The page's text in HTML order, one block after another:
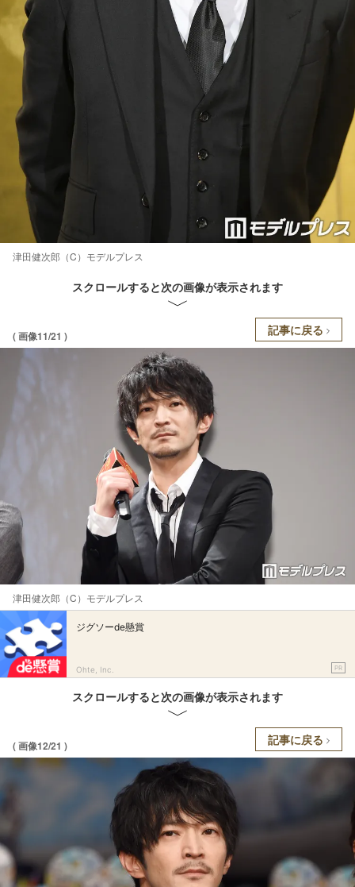
津田健次郎（C）モデルプレス
スクロールすると次の画像が表示されます
( 画像11/21 ) 記事に戻る
津田健次郎（C）モデルプレス
ジグソーde懸賞
Ohte, Inc. PR
スクロールすると次の画像が表示されます
( 画像12/21 ) 記事に戻る